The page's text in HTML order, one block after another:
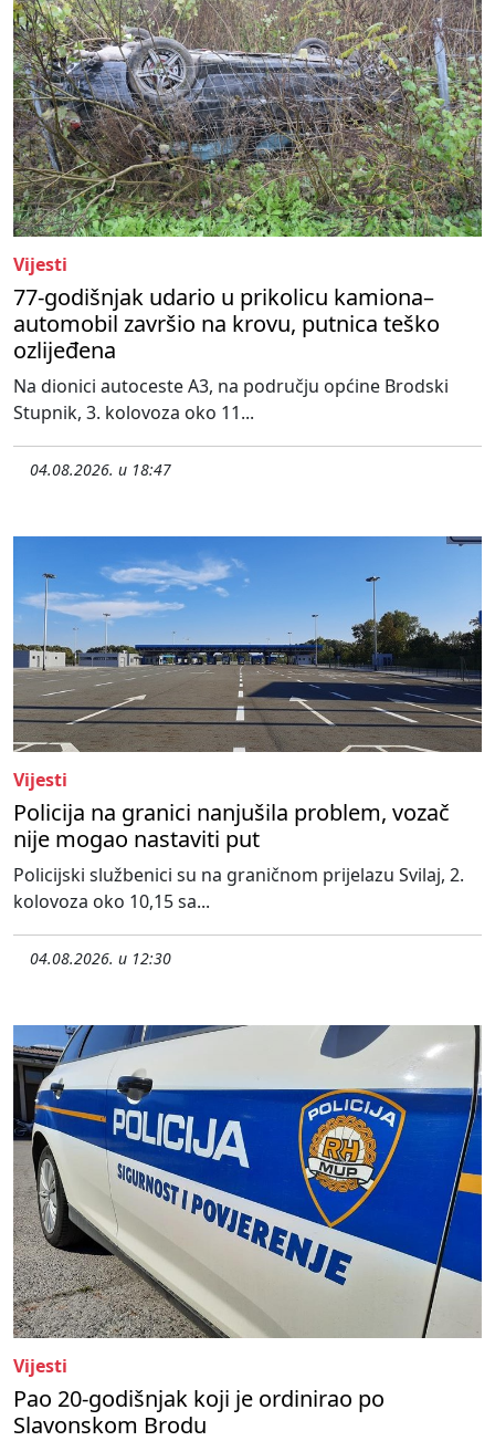
Vijesti
77-godišnjak udario u prikolicu kamiona–
automobil završio na krovu, putnica teško
ozlijeđena
Na dionici autoceste A3, na području općine Brodski
Stupnik, 3. kolovoza oko 11...
04.08.2026. u 18:47
Vijesti
Policija na granici nanjušila problem, vozač
nije mogao nastaviti put
Policijski službenici su na graničnom prijelazu Svilaj, 2.
kolovoza oko 10,15 sa...
04.08.2026. u 12:30
Vijesti
Pao 20-godišnjak koji je ordinirao po
Slavonskom Brodu